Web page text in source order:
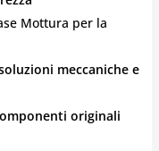
Mottura per la
meccaniche e
originali